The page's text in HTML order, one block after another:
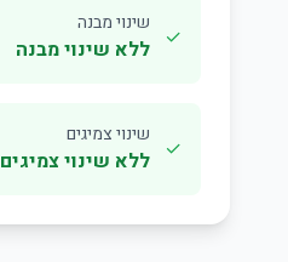
✓
שינוי מבנה
ללא שינוי מבנה
✓
שינוי צמיגים
ללא שינוי צמיגים